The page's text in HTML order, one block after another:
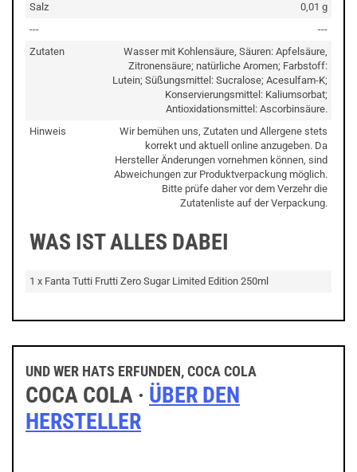
Salz
0,01 g
---
---
Zutaten
Wasser mit Kohlensäure, Säuren: Apfelsäure,
Zitronensäure; natürliche Aromen; Farbstoff:
Lutein; Süßungsmittel: Sucralose; Acesulfam-K;
Konservierungsmittel: Kaliumsorbat;
Antioxidationsmittel: Ascorbinsäure.
Hinweis
Wir bemühen uns, Zutaten und Allergene stets
korrekt und aktuell online anzugeben. Da
Hersteller Änderungen vornehmen können, sind
Abweichungen zur Produktverpackung möglich.
Bitte prüfe daher vor dem Verzehr die
Zutatenliste auf der Verpackung.
WAS IST ALLES DABEI
1 x Fanta Tutti Frutti Zero Sugar Limited Edition 250ml
UND WER HATS ERFUNDEN, COCA COLA
COCA COLA · ÜBER DEN
HERSTELLER